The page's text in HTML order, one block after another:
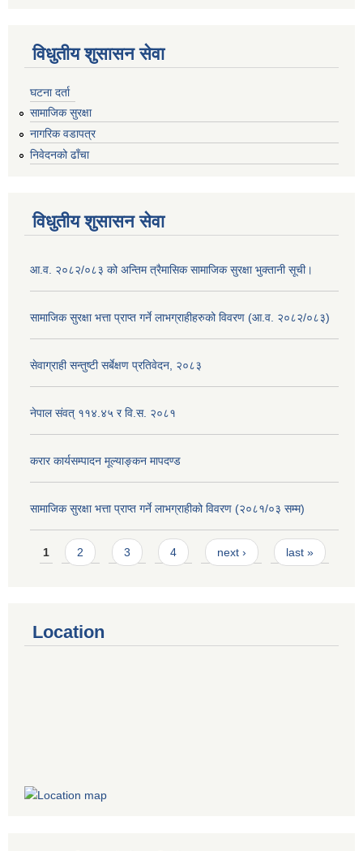
विधुतीय शुसासन सेवा
घटना दर्ता
सामाजिक सुरक्षा
नागरिक वडापत्र
निवेदनको ढाँचा
विधुतीय शुसासन सेवा
आ.व. २०८२/०८३ को अन्तिम त्रैमासिक सामाजिक सुरक्षा भुक्तानी सूची।
सामाजिक सुरक्षा भत्ता प्राप्त गर्ने लाभग्राहीहरुको विवरण (आ.व. २०८२/०८३)
सेवाग्राही सन्तुष्टी सर्बेक्षण प्रतिवेदन, २०८३
नेपाल संवत् ११४.४५ र वि.स. २०८१
करार कार्यसम्पादन मूल्याङ्कन मापदण्ड
सामाजिक सुरक्षा भत्ता प्राप्त गर्ने लाभग्राहीको विवरण (२०८१/०३ सम्म)
Pages
1 2 3 4 next › last »
Location